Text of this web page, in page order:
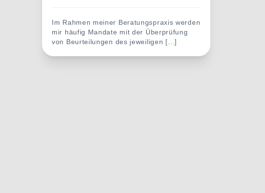
Im Rahmen meiner Beratungspraxis werden
mir häufig Mandate mit der Überprüfung
von Beurteilungen des jeweiligen […]